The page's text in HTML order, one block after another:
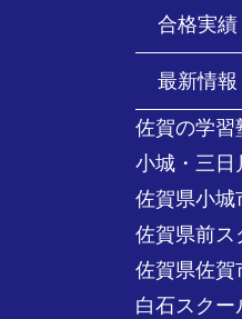
合格実績
最新情報
佐賀の学
小城・三日
佐賀県小城
佐賀県前ス
佐賀県佐賀
白石スクー